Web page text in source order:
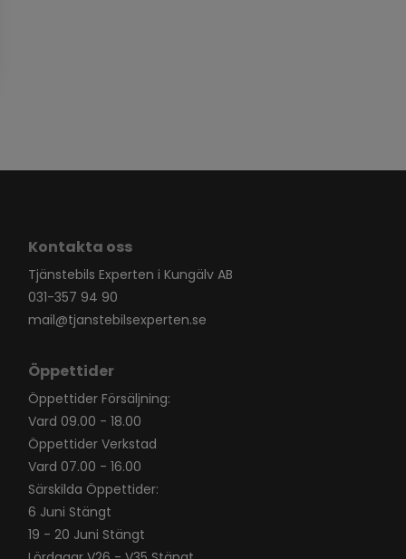
Kontakta oss
Tjänstebils Experten i Kungälv AB
031-357 94 90
mail@tjanstebilsexperten.se
Öppettider
Öppettider Försäljning:
Vard 09.00 - 18.00
Öppettider Verkstad
Vard 07.00 - 16.00
Särskilda Öppettider:
6 Juni Stängt
19 - 20 Juni Stängt